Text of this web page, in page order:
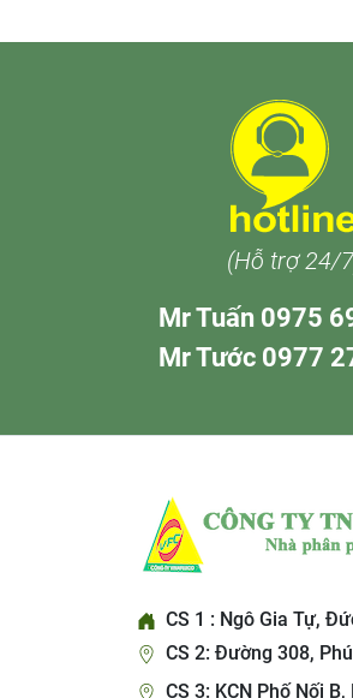
(Hỗ trợ 24/
Mr Tuấn 0975
Mr Tước 0977
CS 1 : Ngô Gia Tự,
CS 2: Đường 308,
CS 3: KCN Phố Nối